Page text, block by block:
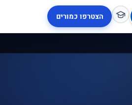
הצטרפו כמורים